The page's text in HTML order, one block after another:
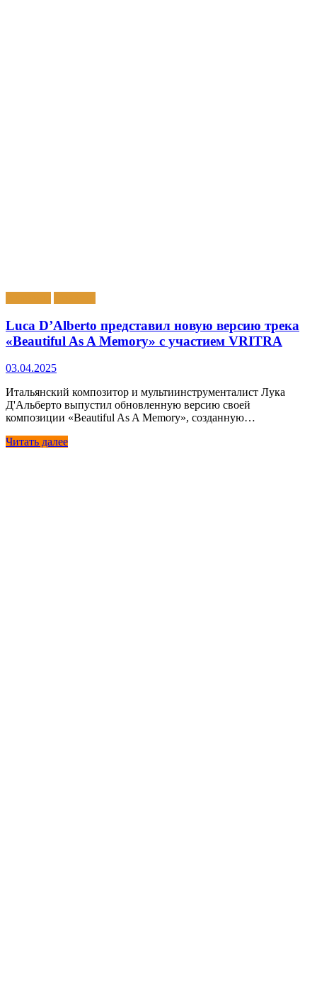
Luca D’Alberto представил новую версию трека
«Beautiful As A Memory» с участием VRITRA
03.04.2025
Итальянский композитор и мультиинструменталист Лука
Д'Альберто выпустил обновленную версию своей
композиции «Beautiful As A Memory», созданную…
Читать далее